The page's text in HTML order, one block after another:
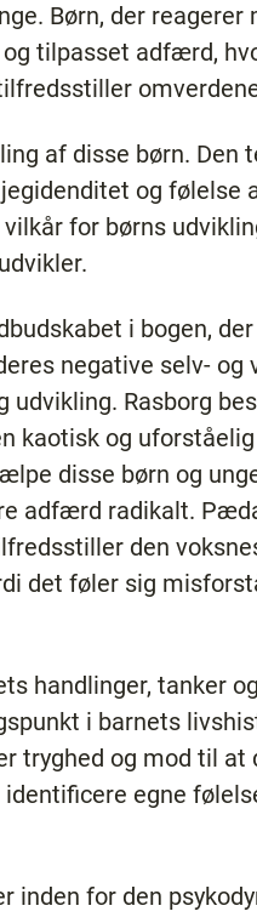
Børn, der reagerer
tilpasset adfærd,
af disse børn. Den
og følelse
for børns
i bogen,
negative selv- og
Rasborg
kaotisk og
disse børn og
adfærd radikalt.
den
det føler sig
handlinger, tanker
i barnets
tryghed og mod til at
egne
inden for den